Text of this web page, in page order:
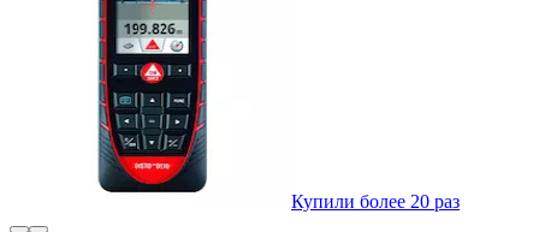
Купили более 20 раз